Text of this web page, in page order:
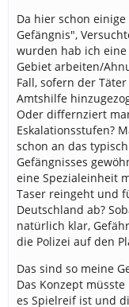
Da hier schon
Gefängnis",
wurden hab ich eine
Gebiet arbeiten/
Fall, sofern der
Amtshilfe
Oder differnziert
Eskalationsstufen?
schon an das
Gefängnisses
eine Spezialeinheit
Taser reingeht und
Deutschland ab?
natürlich klar,
die Polizei auf den
Das sind so meine
Das Konzept
es Spielreif ist und